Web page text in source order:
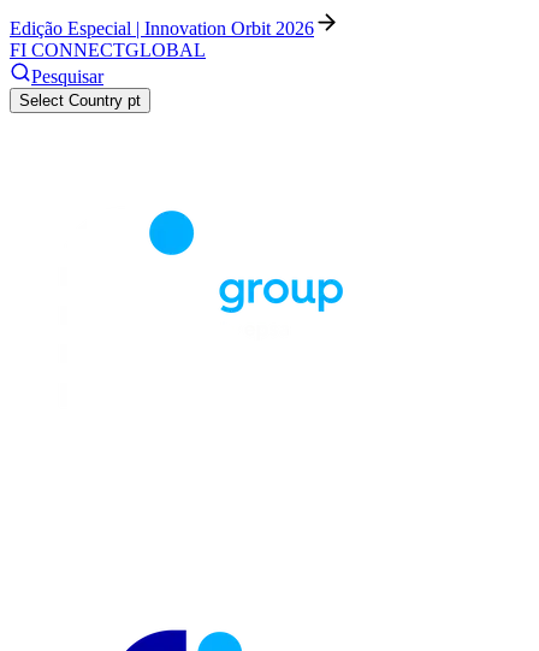
Edição Especial | Innovation Orbit 2026
FI CONNECTGLOBAL
Pesquisar
Select Country pt